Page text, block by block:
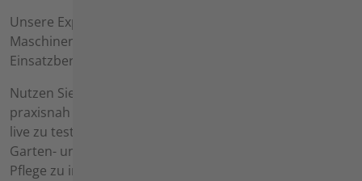
Unsere Experten beraten Sie zu den passenden
Maschinen, Anbaugeräten und Zubehör für Ihren
Einsatzbereich.
Nutzen Sie die Gelegenheit, sich informativ und
praxisnah zu allen Produkten zu informieren, Geräte
live zu testen und sich über neue Entwicklungen in der
Garten- und Landschaftspflege sowie der kommunalen
Pflege zu informieren.